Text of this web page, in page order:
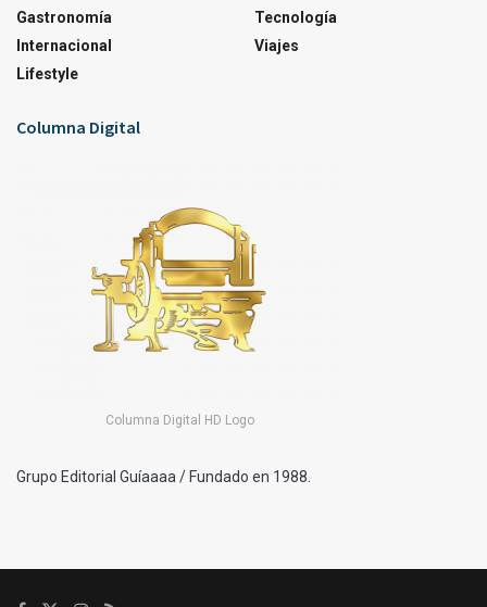
Gastronomía
Internacional
Lifestyle
Tecnología
Viajes
Columna Digital
Columna Digital HD Logo
Grupo Editorial Guíaaaa / Fundado en 1988.